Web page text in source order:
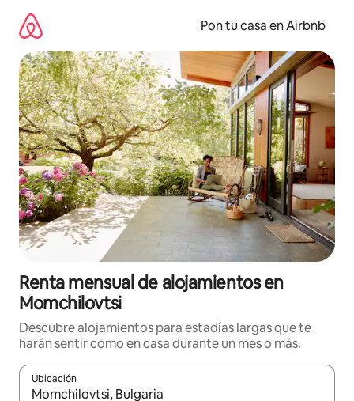
contenido
Pon tu casa en Airbnb
Renta mensual de alojamientos en
Momchilovtsi
Descubre alojamientos para estadías largas que te
harán sentir como en casa durante un mes o más.
Ubicación
Cuando los resultados estén disponibles, navega con las